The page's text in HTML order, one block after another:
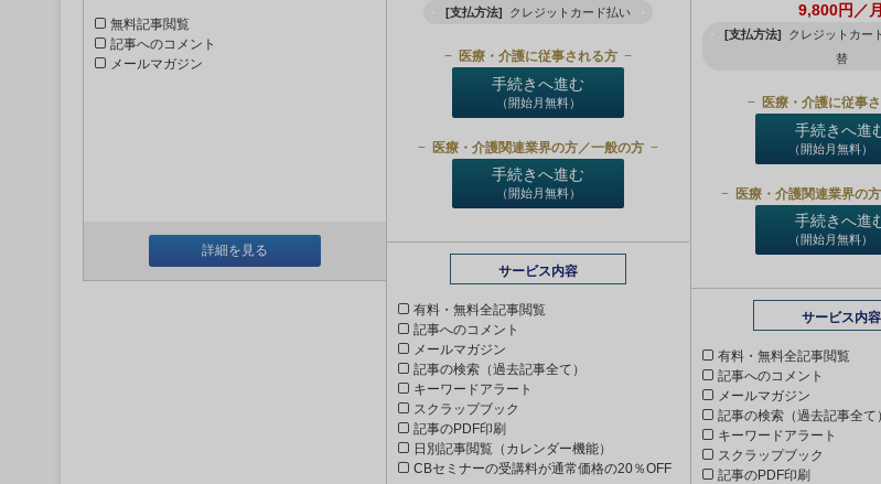
無料記事閲覧
記事へのコメント
メールマガジン
詳細を見る
[支払方法] クレジットカード払い
医療・介護に従事される方
手続きへ進む
（開始月無料）
医療・介護関連業界の方／一般の方
手続きへ進む
（開始月無料）
サービス内容
有料・無料全記事閲覧
記事へのコメント
メールマガジン
記事の検索（過去記事全て）
キーワードアラート
スクラップブック
記事のPDF印刷
日別記事閲覧（カレンダー機能）
CBセミナーの受講料が通常価格の20％OFF
9,800円／月
[支払方法]
クレジットカー
替
医療・介護に従事
手続きへ進
（開始月無料）
医療・介護関連業界の
手続きへ進
（開始月無料）
サービス内容
有料・無料全記事閲覧
記事へのコメント
メールマガジン
記事の検索（過去記事全て）
キーワードアラート
スクラップブック
記事のPDF印刷